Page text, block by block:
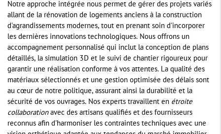
Notre approche intégrée nous permet de gérer des projets variés
allant de la rénovation de logements anciens à la construction
d'agrandissements modernes, tout en prenant soin d'incorporer
les dernières innovations technologiques. Nous offrons un
accompagnement personnalisé qui inclut la conception de plans
détaillés, la simulation 3D et le suivi de chantier rigoureux pour
garantir une réalisation conforme à vos attentes. La qualité des
matériaux sélectionnés et une gestion optimisée des délais sont
au cœur de notre politique, assurant ainsi la durabilité et la
sécurité de vos ouvrages. Nos experts travaillent en étroite
collaborationavec des artisans qualifiés et des fournisseurs
reconnus afin d'harmoniser les contraintes techniques avec une